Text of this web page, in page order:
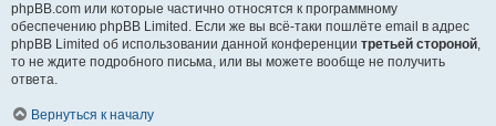
phpBB.com или которые частично относятся к программному
обеспечению phpBB Limited. Если же вы всё-таки пошлёте email в адрес
phpBB Limited об использовании данной конференции третьей стороной,
то не ждите подробного письма, или вы можете вообще не получить
ответа.
Вернуться к началу